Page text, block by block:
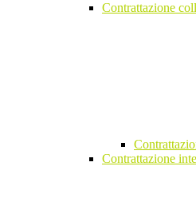
Contrattazione
Contrattazione